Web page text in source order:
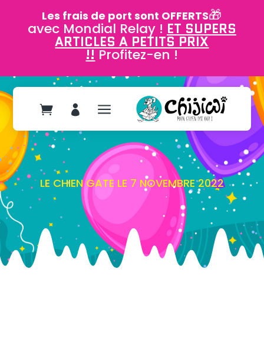
Les frais de port sont OFFERTS🎁
avec Mondial Relay ! ET SUPERS
ARTICLES A PETITS PRIX
!!Profitez-en !
  a
LE CHIEN GATE LE 7 NOVEMBRE 2022